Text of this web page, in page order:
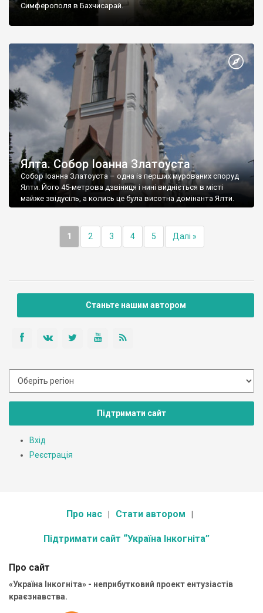
Симферополя в Бахчисарай.
Ялта. Собор Іоанна Златоуста
Собор Іоанна Златоуста – одна із перших мурованих споруд
Ялти. Його 45-метрова дзвіниця і нині видніється в місті
майже звідусіль, а колись це була висотна домінанта Ялти.
1 2 3 4 5 Далі »
Станьте нашим автором
Підтримати сайт
Вхід
Реєстрація
Про нас Стати автором
Підтримати сайт “Україна Інкогніта”
Про сайт
«Україна Інкогніта» - неприбутковий проект ентузіастів
краєзнавства.